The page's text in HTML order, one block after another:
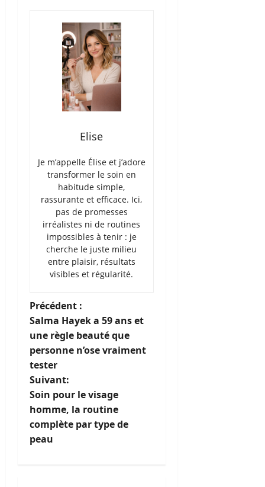
Elise
Je m’appelle Élise et j’adore
transformer le soin en
habitude simple,
rassurante et efficace. Ici,
pas de promesses
irréalistes ni de routines
impossibles à tenir : je
cherche le juste milieu
entre plaisir, résultats
visibles et régularité.
N
a
v
i
g
a
Précédent :
Salma Hayek a 59 ans et
une règle beauté que
personne n’ose vraiment
tester
Suivant:
Soin pour le visage
homme, la routine
complète par type de
peau